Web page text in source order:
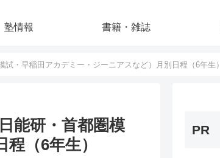
塾情報 書籍・雑誌
・早稲田アカデミー・ジーニアスなど）月別日程（6年生）
能研・首都圏模
（6年生）
PR